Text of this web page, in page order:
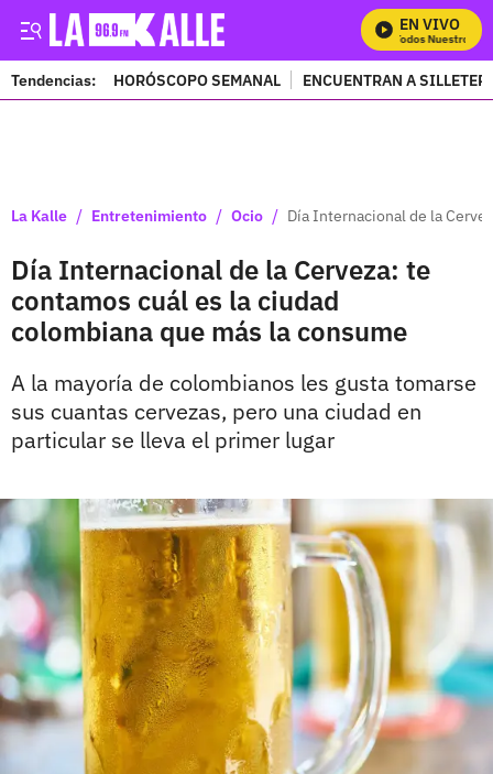
EN VIVO
Mira Todos Nuestros
Tendencias: HORÓSCOPO SEMANAL ENCUENTRAN A
La Kalle / Entretenimiento / Ocio / Día Internacional de la
Día Internacional de la Cerveza: te
contamos cuál es la ciudad
colombiana que más la consume
A la mayoría de colombianos les gusta tomarse
sus cuantas cervezas, pero una ciudad en
particular se lleva el primer lugar